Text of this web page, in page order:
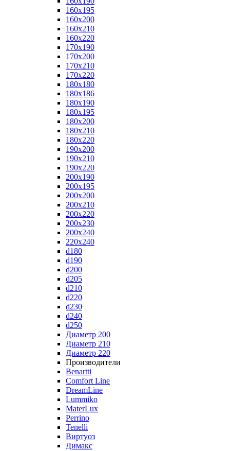
160x195
160x200
160x210
160x220
170x190
170x200
170x210
170x220
180x180
180x186
180x190
180x195
180x200
180x210
180x220
190x200
190x210
190x220
200x190
200x195
200x200
200x210
200x220
200x230
200x240
220x240
d180
d190
d200
d205
d210
d220
d230
d240
d250
Диаметр 200
Диаметр 210
Диаметр 220
Производители
Benartti
Comfort Line
DreamLine
Lummiko
MaterLux
Perrino
Tenelli
Виртуоз
Димакс